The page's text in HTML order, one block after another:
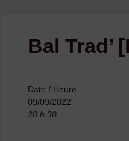
Bal Trad’
Date / Heure
09/09/2022
20 h 30